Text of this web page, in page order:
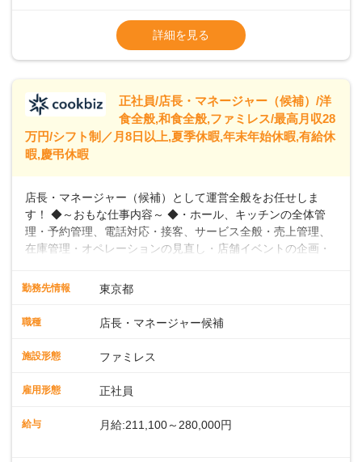
います。私たちは、多様な働き方を提供し、ライフステージ
に合わせた柔軟な勤務時間や働きやすい環境を整えていま
います。
※残業代全額支給
※経験に応じて応相談①ナショナル社員：月
給245,800円～②エリア社員 ：月給
詳細を見る
正社員/店長・マネージャー（候補）/洋
食全般,和食全般,ファミレス/最高月収28
万円/シフト制／月8日以上,夏季休暇,年末年始休暇,有給休
暇,慶弔休暇
店長・マネージャー（候補）として運営全般をお任せしま
す！ ◆～おもな仕事内容～ ◆・ホール、キッチンの全体管
理・予約管理、電話対応・接客、サービス全般・売上管理、
在庫管理・オペレーションの見直し・店舗イベントの企画・
入社後はスキルに合わせた業務からお任せしますので、徐々
向上を目指すDX推進～ ◆すかいらーくのレストランでは、
スタッフの働きやすさをサポートしています。配膳ロボット
や歩行数が約40%も削減されました！また、配膳ロボットに
なDX（デジタルトランスフォーメーション）の取り組みを進
勤務先情報 東京都
職種 店長・マネージャー候補
施設形態 ファミレス
雇用形態 正社員
給与 月給:211,100～280,000円